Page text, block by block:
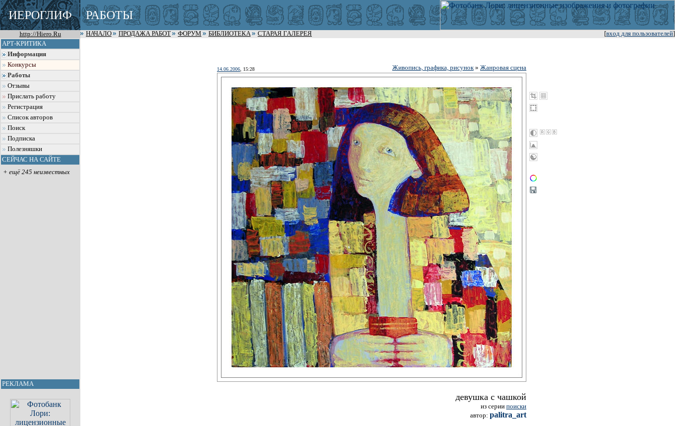
ИЕРОГЛИФ РАБОТЫ
http://Hiero.Ru [вход для пользователей]
НАЧАЛО ПРОДАЖА РАБОТ ФОРУМ БИБЛИОТЕКА
СТАРАЯ ГАЛЕРЕЯ
АРТ-КРИТИКА
Информация
Конкурсы
Работы
Отзывы
Прислать работу
Регистрация
Список авторов
Поиск
Подписка
Полезняшки
СЕЙЧАС НА САЙТЕ
+ ещё 245 неизвестных
РЕКЛАМА
14.06.2006 , 15:28 Живопись, графика, рисунок» Жанровая сцена
девушка с чашкой
из серии поиски
автор: palitra_art